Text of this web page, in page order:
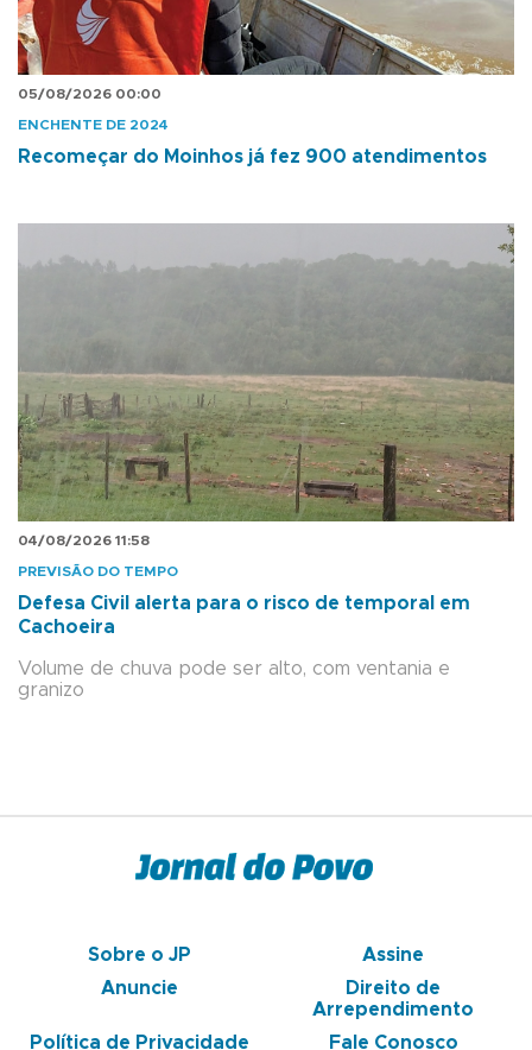
05/08/2026 00:00
ENCHENTE DE 2024
Recomeçar do Moinhos já fez 900 atendimentos
04/08/2026 11:58
PREVISÃO DO TEMPO
Defesa Civil alerta para o risco de temporal em
Cachoeira
Volume de chuva pode ser alto, com ventania e
granizo
Sobre o JP
Assine
Anuncie
Direito de
Arrependimento
Política de Privacidade
Fale Conosco